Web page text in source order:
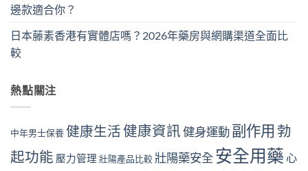
邊款適合你？
日本藤素香港有實體店嗎？2026年藥房與網購渠道全面比
較
熱點關注
中年男士保養健康生活健康資訊健身運動副作用 勃
起功能 壓力管理 壯陽產品比較壯陽藥安全安全用藥 心